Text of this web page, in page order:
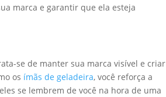
marca e garantir que ela esteja
se de manter sua marca visível e criar
os ímãs de geladeira, você reforça a
se lembrem de você na hora de uma